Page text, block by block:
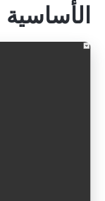
الأساسية